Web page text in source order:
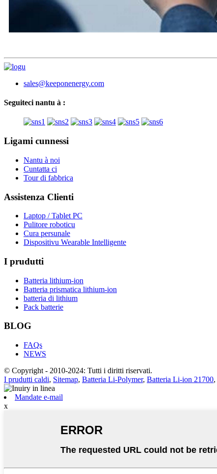
sales@keeponenergy.com
Seguiteci nantu à :
Ligami cunnessi
Nantu à noi
Cuntatta ci
Tour di fabbrica
Assistenza Clienti
Laptop / Tablet PC
Pulitore roboticu
Cura persunale
Dispositivu Wearable Intelligente
I prudutti
Batteria lithium-ion
Batteria prismatica lithium-ion
batteria di lithium
Pack batterie
BLOG
FAQs
NEWS
© Copyright - 2010-2024: Tutti i diritti riservati.
I prudutti caldi, Sitemap, Batteria Li-Polymer, Batteria Li-ion 21700,
Mandate e-mail
x